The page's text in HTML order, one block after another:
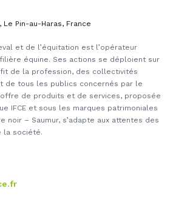
Pin-au-Haras, France
et de l’équitation est l’opérateur
équine. Ses actions se déploient sur
de la profession, des collectivités
de tous les publics concernés par le
de produits et de services, proposée
IFCE et sous les marques patrimoniales
noir – Saumur, s’adapte aux attentes des
la société.